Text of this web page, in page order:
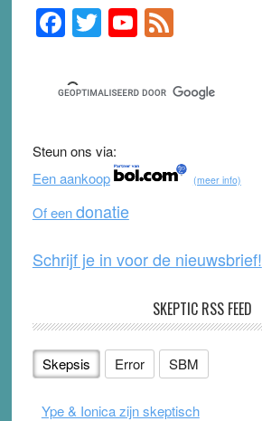
Primary
Sidebar
F
a
c
e
b
o
o
k
T
wi
tt
er
Y
o
u
T
b
e
F
e
d
Steun ons via:
Een aankoop
(meer info)
Of eendonatie
Schrijf je in voor de nieuwsbrief!
SKEPTIC RSS FEED
Skepsis Error SBM
Ype & Ionica zijn skeptisch